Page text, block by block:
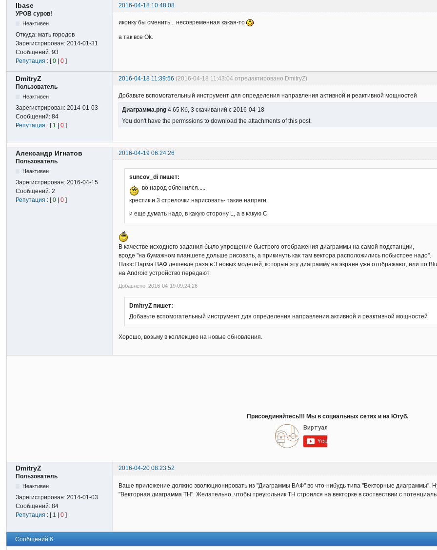
Ibase
2016-04-18 10:48:08
УРОВ суров!
Неактивен
Откуда:мать городов
Зарегистрирован:2014-01-31
Сообщений:93
Репутация : [0 |0 ]
иконку бы сменить... несовременная какая-то
а так все Оk.
DmitryZ 2016-04-18 11:39:56 (2016-04-18 11:43:04 отредактировано DmitryZ)
Пользователь
Неактивен
Зарегистрирован:2014-01-03
Сообщений:84
Репутация : [ 1 |0 ]
Добавьте вспомогательный инструмент для определения направления активной и реактивной мощностей
Диаграмма.png 4.65 Кб, 3 скачиваний с 2016-04-18
You don't have the permssions to download the attachments of this post.
Александр Игнатов
2016-04-19 06:24:26
Пользователь
Неактивен
Зарегистрирован:2016-04-15
Сообщений:2
Репутация : [0 |0 ]
suncov_di пишет:
во народ обленился.....
крестик и 3 стрелочки нарисовать- такие напряги
и еще думать надо, в какую сторону L, а в какую С
В качестве исходного задания было упрощение быстрого отображения диаграммы на самой подстанции,
вроде "на бумажном планшете дольше рисовать, а прикинуть как там вектора расположились побыстрее надо".
Плюс Парма ВАФ дешевле раза в 3 новых моделей, которые эту диаграмму на экране уже отображают, или по
на Android устройство передают.
Добавлено: 2016-04-19 09:24:26
DmitryZ пишет:
Добавьте вспомогательный инструмент для определения направления активной и реактивной мощностей
Хорошо, возьму в коллекцию на новые обновления.
Присоединяйтесь!!! Мы в социальных сетях и на Ютуб.
DmitryZ
2016-04-20 08:23:52
Пользователь
Неактивен
Зарегистрирован:2014-01-03
Сообщений:84
Репутация : [ 1 |0 ]
Ваше приложение должно эволюционировать из "Диаграммы ВАФ" во что-нибудь типа "Векторные диаграммы".
"Векторная диаграмма ТН". Желательно, чтобы треугольник ТН строился на векторке в соотвествии с
Сообщений 6